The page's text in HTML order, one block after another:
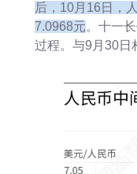
后，10月16日，
7.0968元。十一
过程。与9月30日